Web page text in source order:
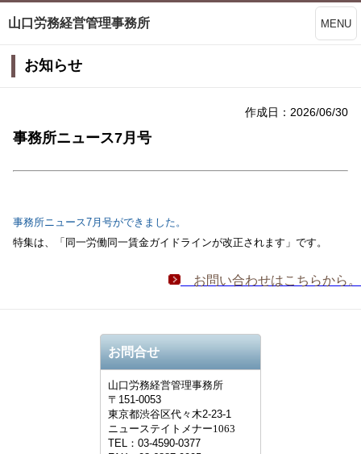
山口労務経営管理事務所 MENU
お知らせ
作成日：2026/06/30
事務所ニュース7月号
事務所ニュース7月号ができました。
特集は、
「同一労働同一賃金ガイドラインが改正されます」 です 。
お問い合わせはこちらから。
お問合せ
山口労務経営管理事務所
〒 151-0053
東京都渋谷区代々木2-23-1
ニューステイトメナー1063
TEL： 03-4590-0377